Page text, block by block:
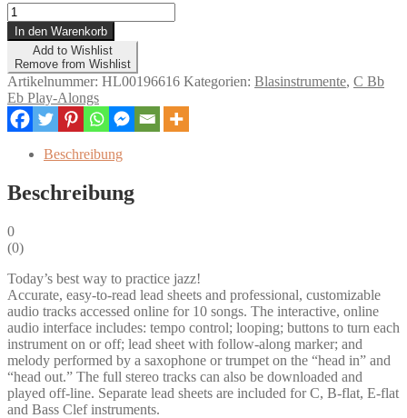
Mayden
Voyage
-
Real
Book
Multi-
Tracks
(mit
Access)
In den Warenkorb
Add to Wishlist
Remove from Wishlist
Artikelnummer: HL00196616 Kategorien: Blasinstrumente, C Bb
Eb Play-Alongs
Beschreibung
Beschreibung
0
(0)
Today’s best way to practice jazz!
Accurate, easy-to-read lead sheets and professional, customizable
audio tracks accessed online for 10 songs. The interactive, online
audio interface includes: tempo control; looping; buttons to turn each
instrument on or off; lead sheet with follow-along marker; and
melody performed by a saxophone or trumpet on the “head in” and
“head out.” The full stereo tracks can also be downloaded and
played off-line. Separate lead sheets are included for C, B-flat, E-flat
and Bass Clef instruments.